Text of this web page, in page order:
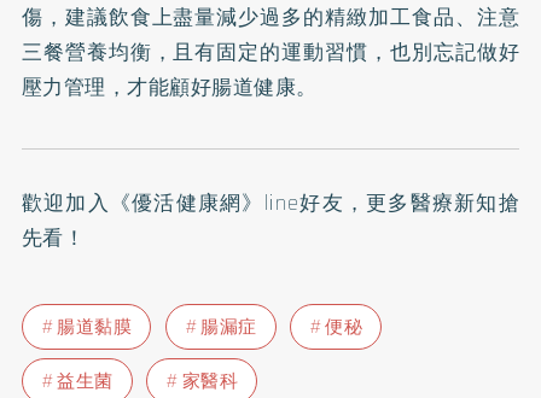
傷，建議飲食上盡量減少過多的精緻加工食品、注意
三餐營養均衡，且有固定的運動習慣，也別忘記做好
壓力管理，才能顧好腸道健康。
歡迎加入 《優活健康網》line好友 ，更多醫療新知搶
先看！
腸道黏膜 腸漏症
便秘
益生菌
家醫科